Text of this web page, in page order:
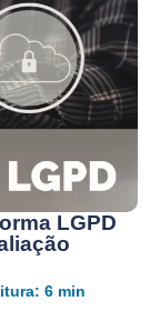
LGPD
6 min